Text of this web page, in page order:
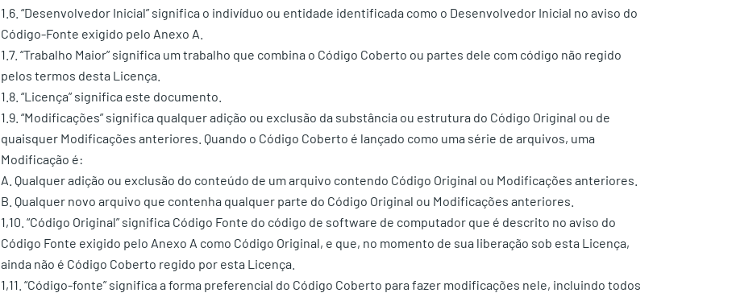
1.6. “Desenvolvedor Inicial” significa o indivíduo ou entidade identificada como o Desenvolvedor Inicial no aviso do
Código-Fonte exigido pelo Anexo A.
1.7. “Trabalho Maior” significa um trabalho que combina o Código Coberto ou partes dele com código não regido
pelos termos desta Licença.
1.8. “Licença” significa este documento.
1.9. “Modificações” significa qualquer adição ou exclusão da substância ou estrutura do Código Original ou de
quaisquer Modificações anteriores. Quando o Código Coberto é lançado como uma série de arquivos, uma
Modificação é:
A. Qualquer adição ou exclusão do conteúdo de um arquivo contendo Código Original ou Modificações anteriores.
B. Qualquer novo arquivo que contenha qualquer parte do Código Original ou Modificações anteriores.
1,10. “Código Original” significa Código Fonte do código de software de computador que é descrito no aviso do
Código Fonte exigido pelo Anexo A como Código Original, e que, no momento de sua liberação sob esta Licença,
ainda não é Código Coberto regido por esta Licença.
1,11. “Código-fonte” significa a forma preferencial do Código Coberto para fazer modificações nele, incluindo todos